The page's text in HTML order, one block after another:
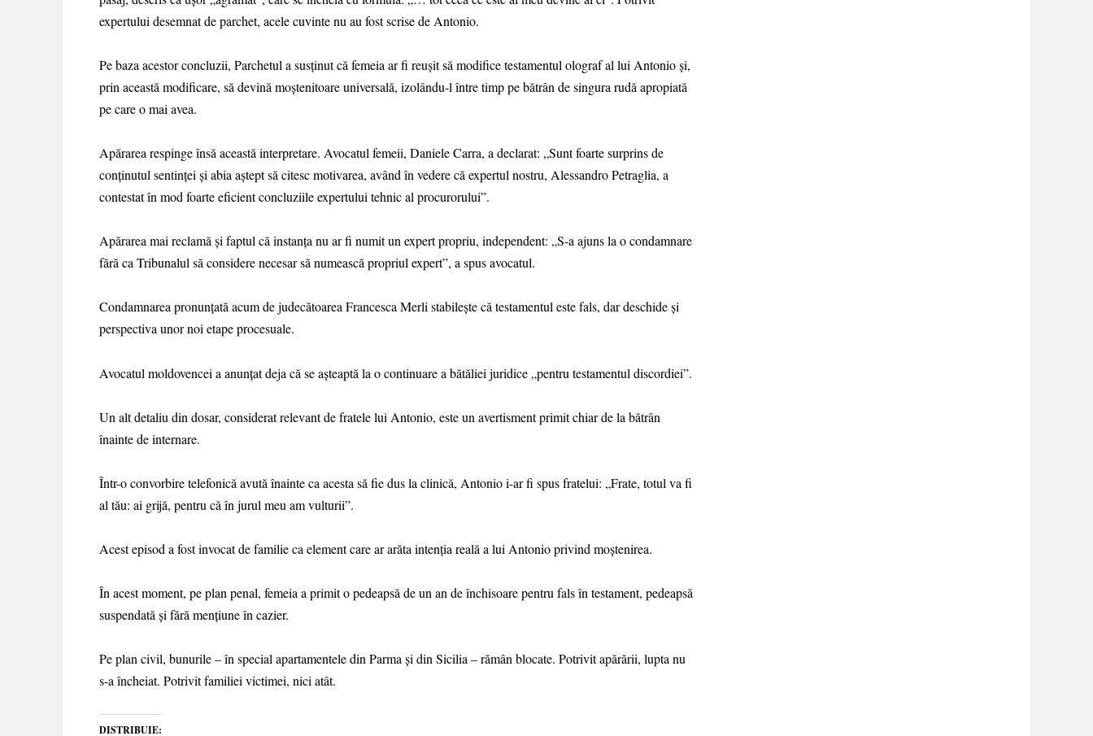
expertului desemnat de parchet, acele cuvinte nu au fost scrise de Antonio.
Pe baza acestor concluzii, Parchetul a susținut că femeia ar fi reușit să modifice testamentul olograf al lui Antonio și,
prin această modificare, să devină moștenitoare universală, izolându-l între timp pe bătrân de singura rudă apropiată
pe care o mai avea.
Apărarea respinge însă această interpretare. Avocatul femeii, Daniele Carra, a declarat: „Sunt foarte surprins de
conținutul sentinței și abia aștept să citesc motivarea, având în vedere că expertul nostru, Alessandro Petraglia, a
contestat în mod foarte eficient concluziile expertului tehnic al procurorului”.
Apărarea mai reclamă și faptul că instanța nu ar fi numit un expert propriu, independent: „S-a ajuns la o condamnare
fără ca Tribunalul să considere necesar să numească propriul expert”, a spus avocatul.
Condamnarea pronunțată acum de judecătoarea Francesca Merli stabilește că testamentul este fals, dar deschide și
perspectiva unor noi etape procesuale.
Avocatul moldovencei a anunțat deja că se așteaptă la o continuare a bătăliei juridice „pentru testamentul discordiei”.
Un alt detaliu din dosar, considerat relevant de fratele lui Antonio, este un avertisment primit chiar de la bătrân
înainte de internare.
Într-o convorbire telefonică avută înainte ca acesta să fie dus la clinică, Antonio i-ar fi spus fratelui: „Frate, totul va fi
al tău: ai grijă, pentru că în jurul meu am vulturii”.
Acest episod a fost invocat de familie ca element care ar arăta intenția reală a lui Antonio privind moștenirea.
În acest moment, pe plan penal, femeia a primit o pedeapsă de un an de închisoare pentru fals în testament, pedeapsă
suspendată și fără mențiune în cazier.
Pe plan civil, bunurile – în special apartamentele din Parma și din Sicilia – rămân blocate. Potrivit apărării, lupta nu
s-a încheiat. Potrivit familiei victimei, nici atât.
DISTRIBUIE: